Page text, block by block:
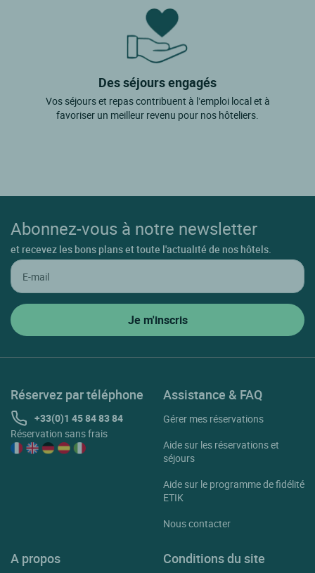
Des séjours engagés
Vos séjours et repas contribuent à l’emploi local et à
favoriser un meilleur revenu pour nos hôteliers.
Abonnez-vous à notre newsletter
et recevez les bons plans et toute l'actualité de nos hôtels.
Réservez par téléphone
+33(0)1 45 84 83 84
Réservation sans frais
Assistance & FAQ
Gérer mes réservations
Aide sur les réservations et
séjours
Aide sur le programme de fidélité
ETIK
Nous contacter
A propos Conditions du site